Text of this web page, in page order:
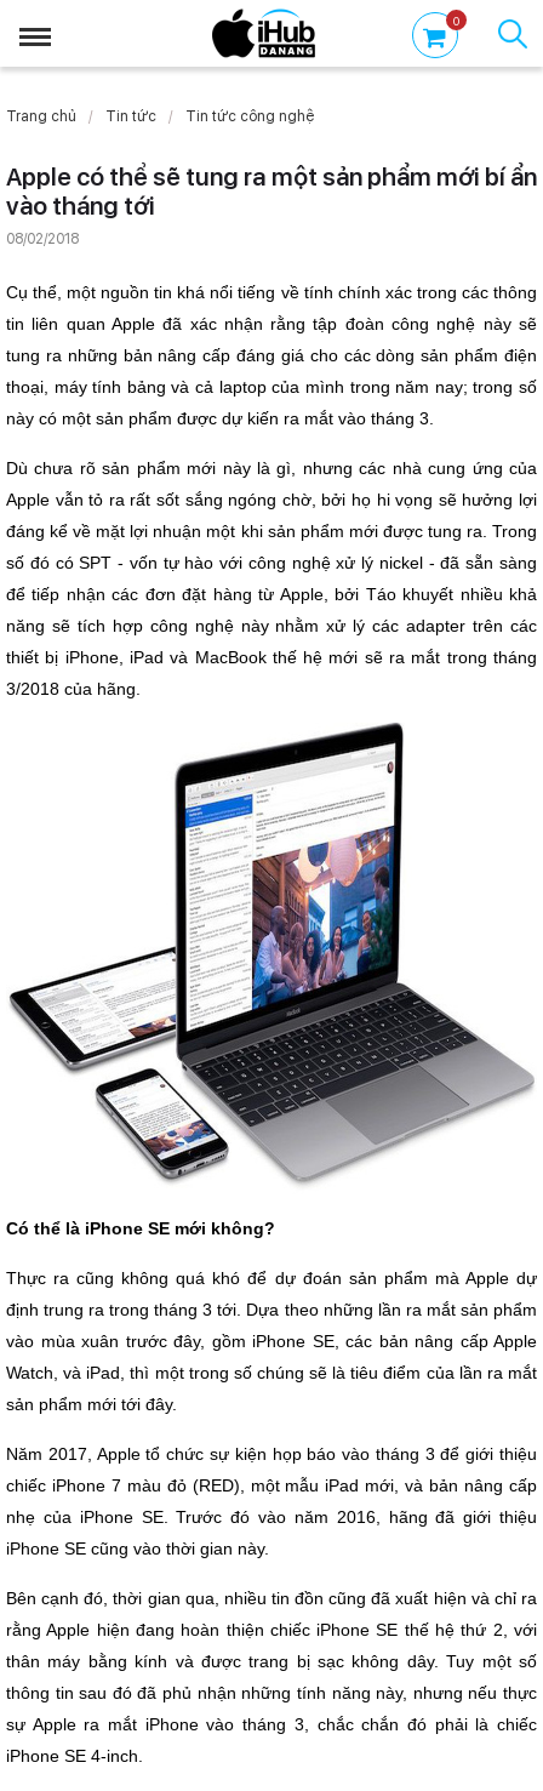
0
Trang chủ Tin tức Tin tức công nghệ
Apple có thể sẽ tung ra một sản phẩm mới bí ẩn
vào tháng tới
08/02/2018
Cụ thể, một nguồn tin khá nổi tiếng về tính chính xác trong các thông
tin liên quan Apple đã xác nhận rằng tập đoàn công nghệ này sẽ
tung ra những bản nâng cấp đáng giá cho các dòng sản phẩm điện
thoại, máy tính bảng và cả laptop của mình trong năm nay; trong số
này có một sản phẩm được dự kiến ra mắt vào tháng 3.
Dù chưa rõ sản phẩm mới này là gì, nhưng các nhà cung ứng của
Apple vẫn tỏ ra rất sốt sắng ngóng chờ, bởi họ hi vọng sẽ hưởng lợi
đáng kể về mặt lợi nhuận một khi sản phẩm mới được tung ra. Trong
số đó có SPT - vốn tự hào với công nghệ xử lý nickel - đã sẵn sàng
để tiếp nhận các đơn đặt hàng từ Apple, bởi Táo khuyết nhiều khả
năng sẽ tích hợp công nghệ này nhằm xử lý các adapter trên các
thiết bị iPhone, iPad và MacBook thế hệ mới sẽ ra mắt trong tháng
3/2018 của hãng.
Có thể là iPhone SE mới không?
Thực ra cũng không quá khó để dự đoán sản phẩm mà Apple dự
định trung ra trong tháng 3 tới. Dựa theo những lần ra mắt sản phẩm
vào mùa xuân trước đây, gồm iPhone SE, các bản nâng cấp Apple
Watch, và iPad, thì một trong số chúng sẽ là tiêu điểm của lần ra mắt
sản phẩm mới tới đây.
Năm 2017, Apple tổ chức sự kiện họp báo vào tháng 3 để giới thiệu
chiếc iPhone 7 màu đỏ (RED), một mẫu iPad mới, và bản nâng cấp
nhẹ của iPhone SE. Trước đó vào năm 2016, hãng đã giới thiệu
iPhone SE cũng vào thời gian này.
Bên cạnh đó, thời gian qua, nhiều tin đồn cũng đã xuất hiện và chỉ ra
rằng Apple hiện đang hoàn thiện chiếc iPhone SE thế hệ thứ 2, với
thân máy bằng kính và được trang bị sạc không dây. Tuy một số
thông tin sau đó đã phủ nhận những tính năng này, nhưng nếu thực
sự Apple ra mắt iPhone vào tháng 3, chắc chắn đó phải là chiếc
iPhone SE 4-inch.